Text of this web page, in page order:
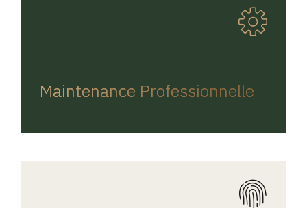
Maintenance Professionnelle